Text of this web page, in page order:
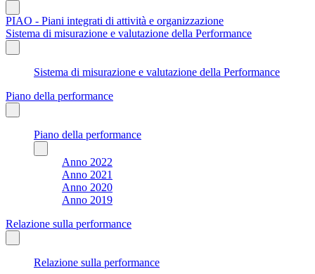
PIAO - Piani integrati di attività e organizzazione
Sistema di misurazione e valutazione della Performance
Sistema di misurazione e valutazione della Performance
Piano della performance
Piano della performance
Anno 2022
Anno 2021
Anno 2020
Anno 2019
Relazione sulla performance
Relazione sulla performance